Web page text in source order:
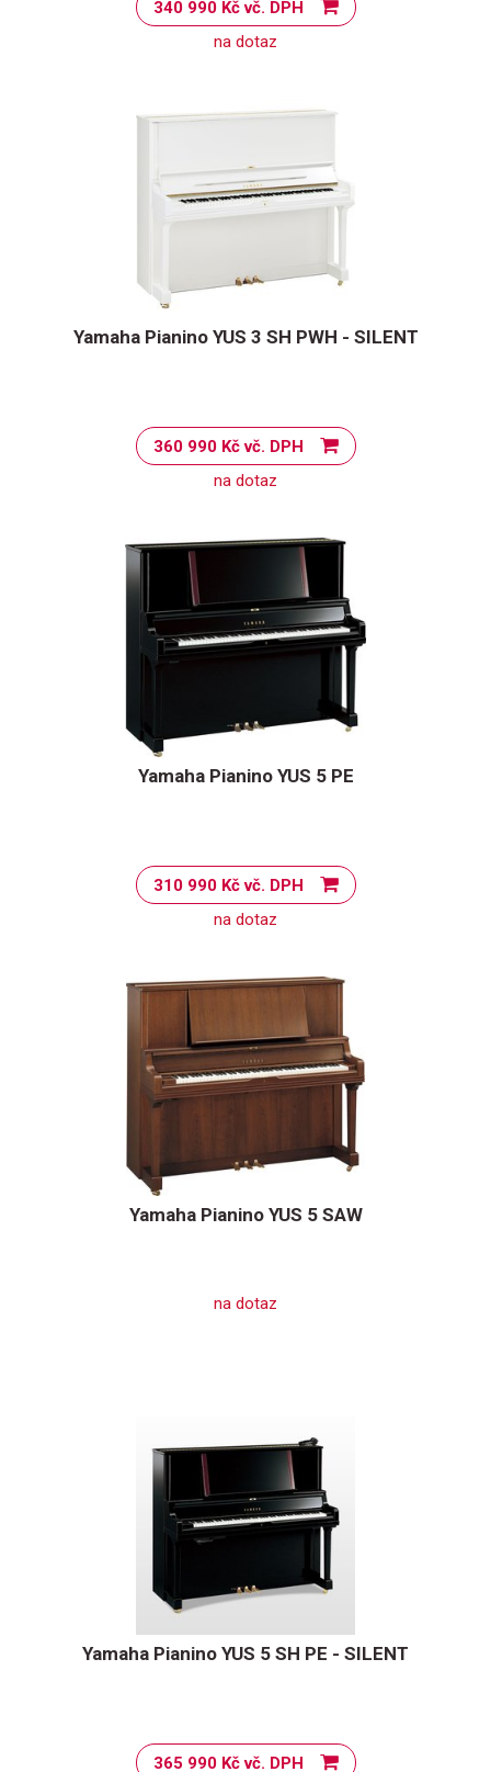
340 990 Kč vč. DPH
na dotaz
Yamaha Pianino YUS 3 SH PWH - SILENT
360 990 Kč vč. DPH
na dotaz
Yamaha Pianino YUS 5 PE
310 990 Kč vč. DPH
na dotaz
Yamaha Pianino YUS 5 SAW
na dotaz
Yamaha Pianino YUS 5 SH PE - SILENT
365 990 Kč vč. DPH